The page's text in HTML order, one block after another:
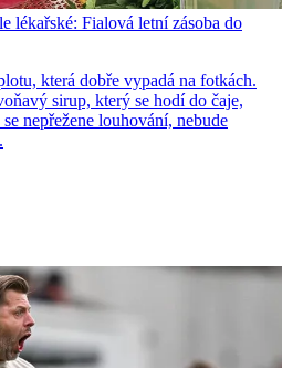
lékařské: Fialová letní zásoba do
která dobře vypadá na fotkách.
sirup, který se hodí do čaje,
nepřežene louhování, nebude